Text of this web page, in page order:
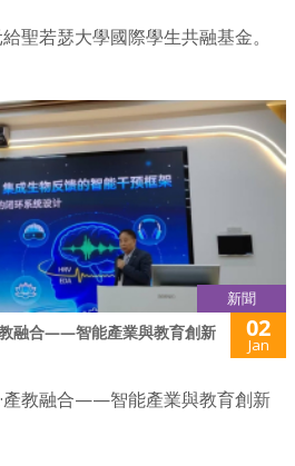
聖若瑟大學國際學生共融基金。
新聞
融合——智能產業與教育創新
02
Jan
產教融合——智能產業與教育創新